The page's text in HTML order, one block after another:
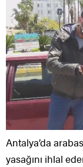
Antalya’da
yasağını ihlal